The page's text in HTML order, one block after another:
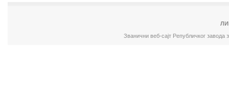
Званични веб-сајт Републичког